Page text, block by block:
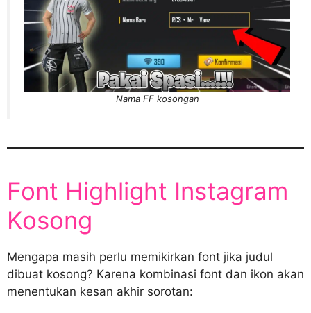
Nama FF kosongan
Font Highlight Instagram
Kosong
Mengapa masih perlu memikirkan font jika judul
dibuat kosong? Karena kombinasi font dan ikon akan
menentukan kesan akhir sorotan: